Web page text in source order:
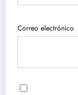
Correo electrónico